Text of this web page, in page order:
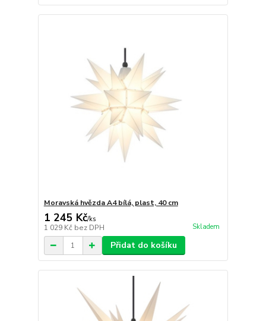
Moravská hvězda A4 bílá, plast, 40 cm
1 245 Kč/ks
1 029 Kč bez DPH Skladem
Přidat do košíku